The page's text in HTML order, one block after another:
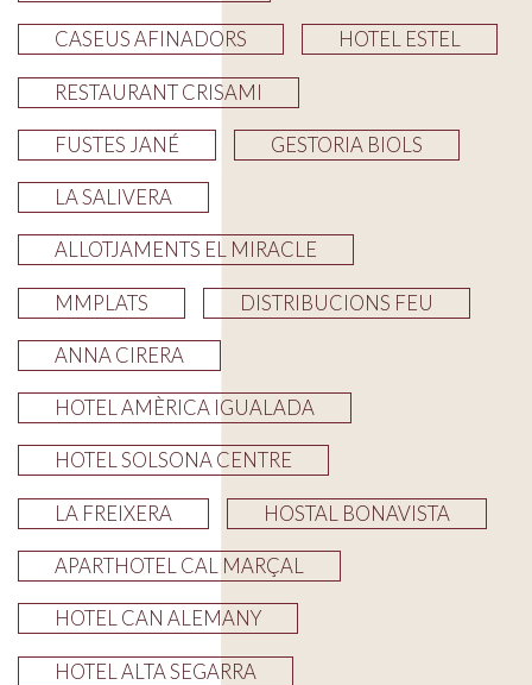
CASEUS AFINADORS HOTEL ESTEL
RESTAURANT CRISAMI
FUSTES JANÉ GESTORIA BIOLS
LA SALIVERA
ALLOTJAMENTS EL MIRACLE
MMPLATS DISTRIBUCIONS FEU
ANNA CIRERA
HOTEL AMÈRICA IGUALADA
HOTEL SOLSONA CENTRE
LA FREIXERA HOSTAL BONAVISTA
APARTHOTEL CAL MARÇAL
HOTEL CAN ALEMANY
HOTEL ALTA SEGARRA